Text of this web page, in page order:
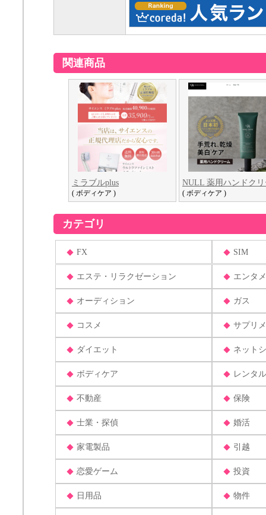
関連商品
ミラブルplus
( ボディケア )
NULL 薬用ハンドク
( ボディケア )
カテゴリ
FX SIM
エステ・リラクゼーション エンタメ
オーディション ガス
コスメ サプリ
ダイエット ネット
ボディケア レンタ
不動産 保険
士業・探偵 婚活
家電製品 引越
恋愛ゲーム 投資
日用品 物件